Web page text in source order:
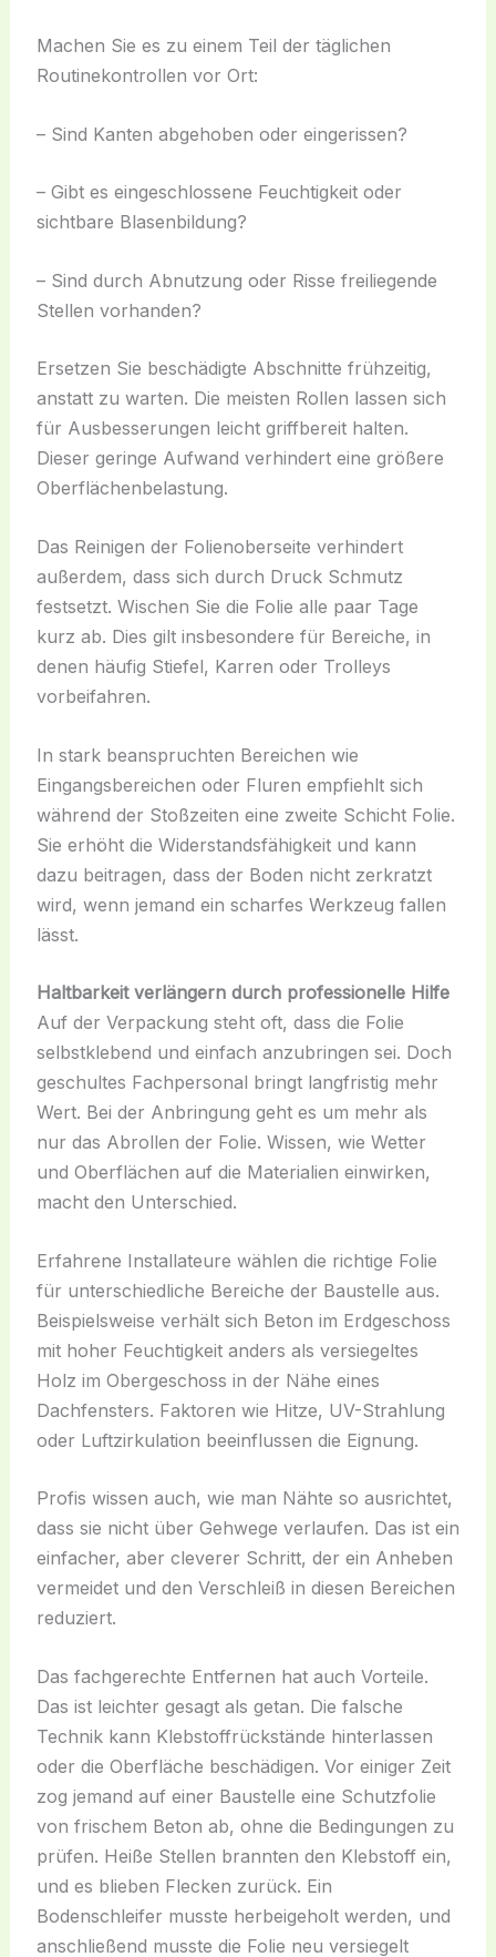
Machen Sie es zu einem Teil der täglichen
Routinekontrollen vor Ort:
– Sind Kanten abgehoben oder eingerissen?
– Gibt es eingeschlossene Feuchtigkeit oder
sichtbare Blasenbildung?
– Sind durch Abnutzung oder Risse freiliegende
Stellen vorhanden?
Ersetzen Sie beschädigte Abschnitte frühzeitig,
anstatt zu warten. Die meisten Rollen lassen sich
für Ausbesserungen leicht griffbereit halten.
Dieser geringe Aufwand verhindert eine größere
Oberflächenbelastung.
Das Reinigen der Folienoberseite verhindert
außerdem, dass sich durch Druck Schmutz
festsetzt. Wischen Sie die Folie alle paar Tage
kurz ab. Dies gilt insbesondere für Bereiche, in
denen häufig Stiefel, Karren oder Trolleys
vorbeifahren.
In stark beanspruchten Bereichen wie
Eingangsbereichen oder Fluren empfiehlt sich
während der Stoßzeiten eine zweite Schicht Folie.
Sie erhöht die Widerstandsfähigkeit und kann
dazu beitragen, dass der Boden nicht zerkratzt
wird, wenn jemand ein scharfes Werkzeug fallen
lässt.
Haltbarkeit verlängern durch professionelle Hilfe
Auf der Verpackung steht oft, dass die Folie
selbstklebend und einfach anzubringen sei. Doch
geschultes Fachpersonal bringt langfristig mehr
Wert. Bei der Anbringung geht es um mehr als
nur das Abrollen der Folie. Wissen, wie Wetter
und Oberflächen auf die Materialien einwirken,
macht den Unterschied.
Erfahrene Installateure wählen die richtige Folie
für unterschiedliche Bereiche der Baustelle aus.
Beispielsweise verhält sich Beton im Erdgeschoss
mit hoher Feuchtigkeit anders als versiegeltes
Holz im Obergeschoss in der Nähe eines
Dachfensters. Faktoren wie Hitze, UV-Strahlung
oder Luftzirkulation beeinflussen die Eignung.
Profis wissen auch, wie man Nähte so ausrichtet,
dass sie nicht über Gehwege verlaufen. Das ist ein
einfacher, aber cleverer Schritt, der ein Anheben
vermeidet und den Verschleiß in diesen Bereichen
reduziert.
Das fachgerechte Entfernen hat auch Vorteile.
Das ist leichter gesagt als getan. Die falsche
Technik kann Klebstoffrückstände hinterlassen
oder die Oberfläche beschädigen. Vor einiger Zeit
zog jemand auf einer Baustelle eine Schutzfolie
von frischem Beton ab, ohne die Bedingungen zu
prüfen. Heiße Stellen brannten den Klebstoff ein,
und es blieben Flecken zurück. Ein
Bodenschleifer musste herbeigeholt werden, und
anschließend musste die Folie neu versiegelt